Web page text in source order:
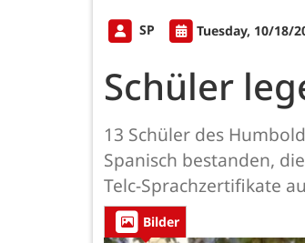
SP Tuesday, 10/18/
Schüler
13 Schüler des
Spanisch bestanden,
Telc-Sprachzertifikate
Bilder